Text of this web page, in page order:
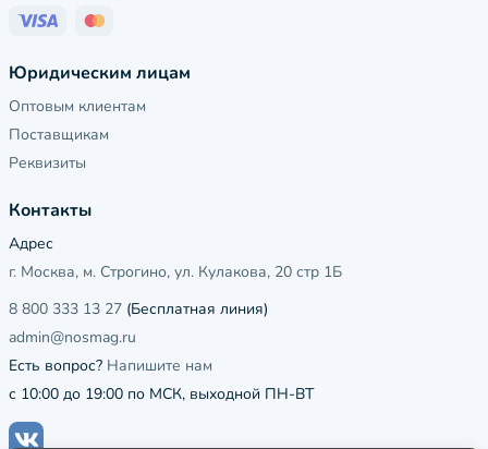
Юридическим лицам
Оптовым клиентам
Поставщикам
Реквизиты
Контакты
Адрес
г. Москва, м. Строгино, ул. Кулакова, 20 стр 1Б
8 800 333 13 27 (Бесплатная линия)
admin@nosmag.ru
Есть вопрос? Напишите нам
с 10:00 до 19:00 по МСК, выходной ПН-ВТ